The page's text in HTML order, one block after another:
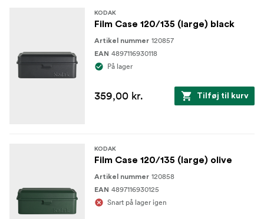
KODAK
Film Case 120/135 (large) black
Artikel nummer 120857
EAN 4897116930118
På lager
359,00 kr. Tilføj til kurv
KODAK
Film Case 120/135 (large) olive
Artikel nummer 120858
EAN 4897116930125
Snart på lager igen